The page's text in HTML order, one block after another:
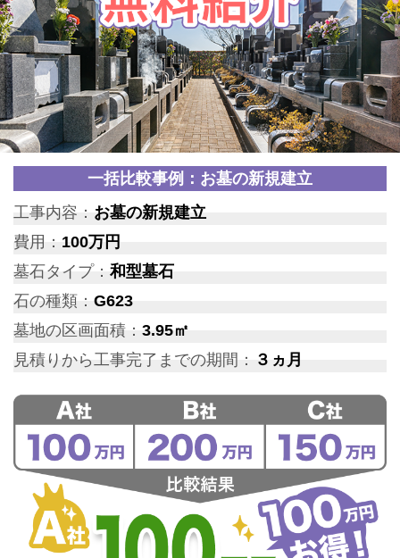
一括比較事例：お墓の新規建立
工事内容： お墓の新規建立
費用： 100万円
墓石タイプ：和型墓石
石の種類： G623
墓地の区画面積： 3.95㎡
見積りから工事完了までの期間： ３ヵ月